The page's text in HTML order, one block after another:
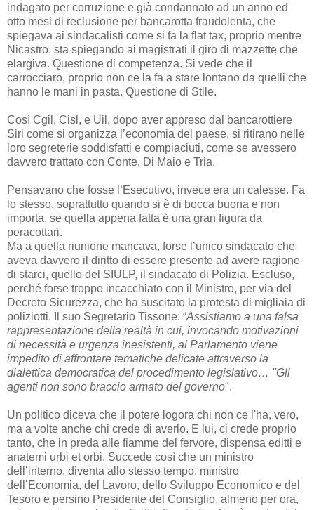
indagato per corruzione e già condannato ad un anno ed
otto mesi di reclusione per bancarotta fraudolenta, che
spiegava ai sindacalisti come si fa la flat tax, proprio mentre
Nicastro, sta spiegando ai magistrati il giro di mazzette che
elargiva. Questione di competenza. Si vede che il
carrocciaro, proprio non ce la fa a stare lontano da quelli che
hanno le mani in pasta. Questione di Stile.
Così Cgil, Cisl, e Uil, dopo aver appreso dal bancarottiere
Siri come si organizza l’economia del paese, si ritirano nelle
loro segreterie soddisfatti e compiaciuti, come se avessero
davvero trattato con Conte, Di Maio e Tria.
Pensavano che fosse l’Esecutivo, invece era un calesse. Fa
lo stesso, soprattutto quando si è di bocca buona e non
importa, se quella appena fatta è una gran figura da
peracottari.
Ma a quella riunione mancava, forse l’unico sindacato che
aveva davvero il diritto di essere presente ad avere ragione
di starci, quello del SIULP, il sindacato di Polizia. Escluso,
perché forse troppo incacchiato con il Ministro, per via del
Decreto Sicurezza, che ha suscitato la protesta di migliaia di
poliziotti. Il suo Segretario Tissone: “Assistiamo a una falsa
rappresentazione della realtà in cui, invocando motivazioni
di necessità e urgenza inesistenti, al Parlamento viene
impedito di affrontare tematiche delicate attraverso la
dialettica democratica del procedimento legislativo… "Gli
agenti non sono braccio armato del governo".
Un politico diceva che il potere logora chi non ce l'ha, vero,
ma a volte anche chi crede di averlo. E lui, ci crede proprio
tanto, che in preda alle fiamme del fervore, dispensa editti e
anatemi urbi et orbi. Succede così che un ministro
dell’interno, diventa allo stesso tempo, ministro
dell’Economia, del Lavoro, dello Sviluppo Economico e del
Tesoro e persino Presidente del Consiglio, almeno per ora,